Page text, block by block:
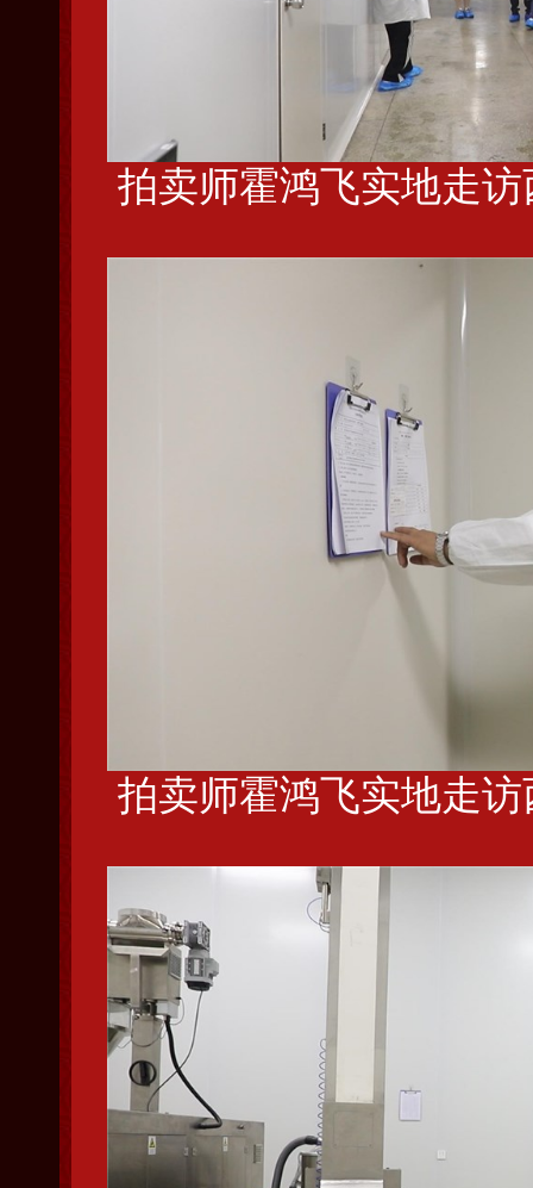
拍卖师霍鸿飞实地走
拍卖师霍鸿飞实地走